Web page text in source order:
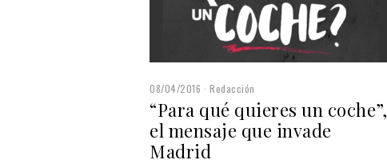
08/04/2016 Redacción
“Para qué quieres un coche”,
el mensaje que invade
Madrid